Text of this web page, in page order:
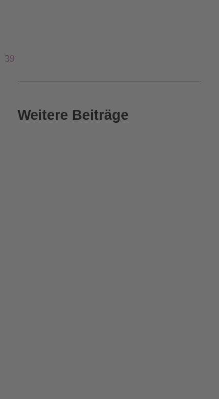
39
Weitere Beiträge